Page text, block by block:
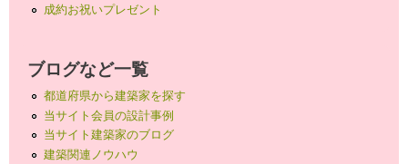
成約お祝いプレゼント
ブログなど一覧
都道府県から建築家を探す
当サイト会員の設計事例
当サイト建築家のブログ
建築関連ノウハウ